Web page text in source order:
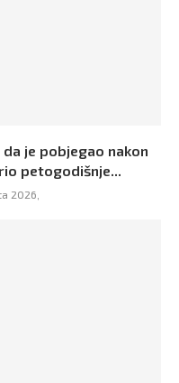
je pobjegao nakon
petogodišnje...
2026,